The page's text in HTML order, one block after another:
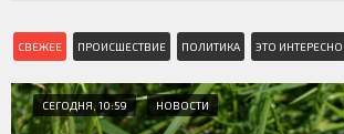
СВЕЖЕЕ ПРОИСШЕСТВИЕ ПОЛИТИКА ЭТО ИНТЕРЕСНО
СЕГОДНЯ, 10:59 НОВОСТИ